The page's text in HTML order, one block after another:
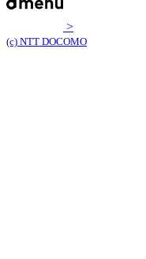
>
(c) NTT DOCOMO